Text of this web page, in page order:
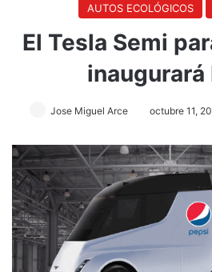
AUTOS ECOLÓGICOS
El Tesla Semi
inaugurará
Jose Miguel Arce octubre 11,